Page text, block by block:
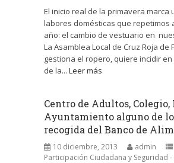
El inicio real de la primavera marca
labores domésticas que repetimos
año: el cambio de vestuario en
La Asamblea Local de Cruz Roja de
gestiona el ropero, quiere incidir
de la... Leer más
Centro de Adultos,
Ayuntamiento alguno de
recogida del Banco de
10 diciembre, 2013 admin
Participación Ciudadana y Seguridad